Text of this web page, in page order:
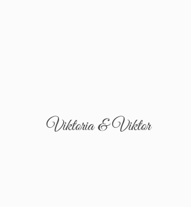
Viktoria & Viktor